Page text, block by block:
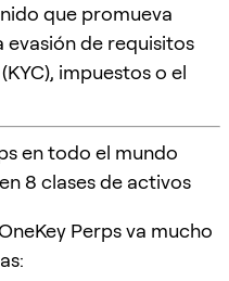
que promueva
evasión de requisitos
impuestos o el
en todo el mundo
8 clases de activos
Perps va mucho